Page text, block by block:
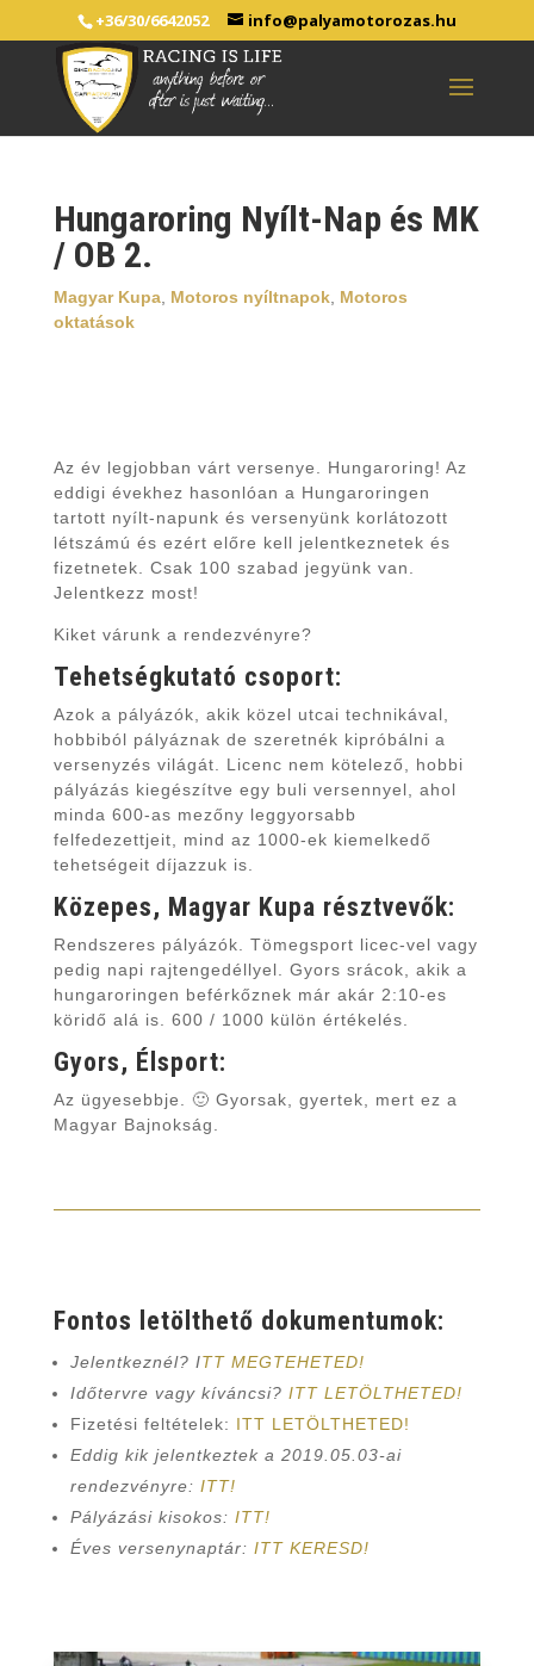
+36/30/6642052 info@palyamotorozas.hu
Hungaroring Nyílt-Nap és MK
/ OB 2.
Magyar Kupa, Motoros nyíltnapok, Motoros
oktatások
Az év legjobban várt versenye. Hungaroring! Az
eddigi évekhez hasonlóan a Hungaroringen
tartott nyílt-napunk és versenyünk korlátozott
létszámú és ezért előre kell jelentkeznetek és
fizetnetek. Csak 100 szabad jegyünk van.
Jelentkezz most!
Kiket várunk a rendezvényre?
Tehetségkutató csoport:
Azok a pályázók, akik közel utcai technikával,
hobbiból pályáznak de szeretnék kipróbálni a
versenyzés világát. Licenc nem kötelező, hobbi
pályázás kiegészítve egy buli versennyel, ahol
minda 600-as mezőny leggyorsabb
felfedezettjeit, mind az 1000-ek kiemelkedő
tehetségeit díjazzuk is.
Közepes, Magyar Kupa résztvevők:
Rendszeres pályázók. Tömegsport licec-vel vagy
pedig napi rajtengedéllyel. Gyors srácok, akik a
hungaroringen beférkőznek már akár 2:10-es
köridő alá is. 600 / 1000 külön értékelés.
Gyors, Élsport:
Az ügyesebbje. 🙂 Gyorsak, gyertek, mert ez a
Magyar Bajnokság.
Fontos letölthető dokumentumok:
Jelentkeznél? ITT MEGTEHETED!
Időtervre vagy kíváncsi? ITT LETÖLTHETED!
Fizetési feltételek: ITT LETÖLTHETED!
Eddig kik jelentkeztek a 2019.05.03-ai
rendezvényre: ITT!
Pályázási kisokos: ITT!
Éves versenynaptár: ITT KERESD!